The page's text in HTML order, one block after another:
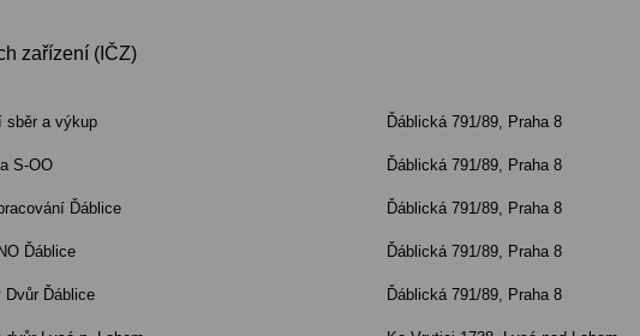
zařízení (IČZ)
sběr a výkup Ďáblická 791/89, Praha 8
S-OO Ďáblická 791/89, Praha 8
Ďáblice Ďáblická 791/89, Praha 8
Ďáblice Ďáblická 791/89, Praha 8
Dvůr Ďáblice Ďáblická 791/89, Praha 8